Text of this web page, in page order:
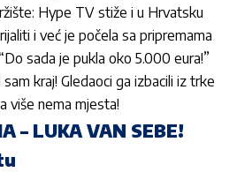
Hype TV stiže i u Hrvatsku
i već je počela sa pripremama
sada je pukla oko 5.000 eura!”
kraj! Gledaoci ga izbacili iz trke
više nema mjesta!
– LUKA VAN SEBE!